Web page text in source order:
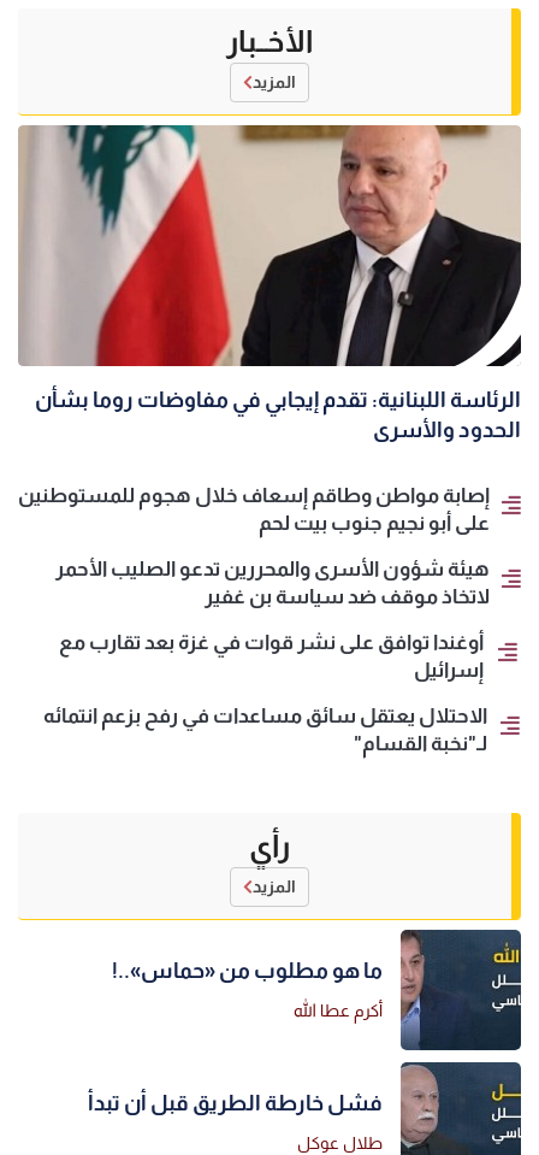
الأخــبار
المزيد
الرئاسة اللبنانية: تقدم إيجابي في مفاوضات روما بشأن
الحدود والأسرى
إصابة مواطن وطاقم إسعاف خلال هجوم للمستوطنين
على أبو نجيم جنوب بيت لحم
هيئة شؤون الأسرى والمحررين تدعو الصليب الأحمر
لاتخاذ موقف ضد سياسة بن غفير
أوغندا توافق على نشر قوات في غزة بعد تقارب مع
إسرائيل
الاحتلال يعتقل سائق مساعدات في رفح بزعم انتمائه
لـ"نخبة القسام"
رأي
المزيد
ما هو مطلوب من «حماس»..!
أكرم عطا الله
فشل خارطة الطريق قبل أن تبدأ
طلال عوكل